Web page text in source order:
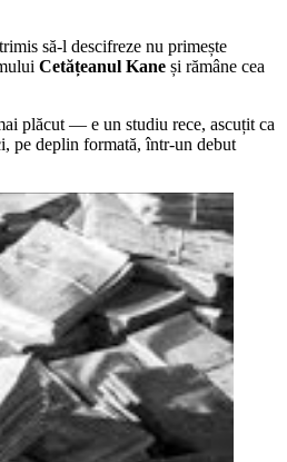
să-l descifreze nu primește
Cetățeanul Kane și rămâne cea
plăcut — e un studiu rece, ascuțit ca
pe deplin formată, într-un debut